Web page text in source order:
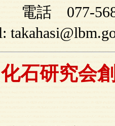
電話 077-
化石研究会